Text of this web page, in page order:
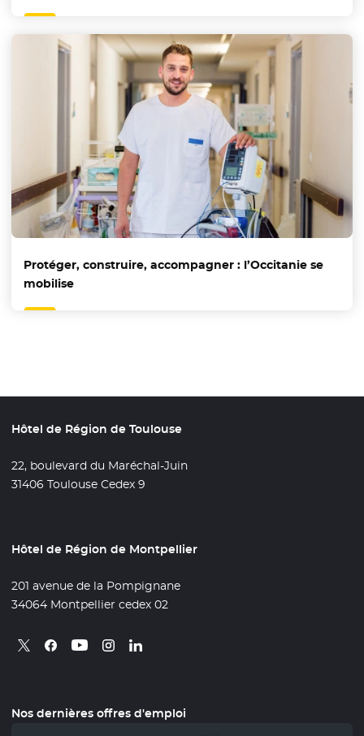
Protéger, construire, accompagner : l’Occitanie se
mobilise
Hôtel de Région de Toulouse
22, boulevard du Maréchal-Juin
31406 Toulouse Cedex 9
Hôtel de Région de Montpellier
201 avenue de la Pompignane
34064 Montpellier cedex 02
Retrouvez nous sur X
- Nouvelle fenêtre
Retrouvez nous sur Facebook
- Nouvelle fenêtre
Retrouvez nous sur Youtube
- Nouvelle fenêtre
Retrouvez nous sur Instagram
- Nouvelle fenêtre
Retrouvez nous sur Linkedin
- Nouvelle fenêtre
Nos dernières offres d'emploi